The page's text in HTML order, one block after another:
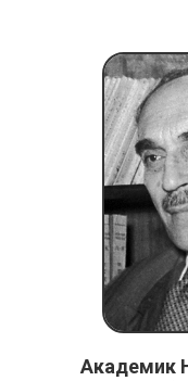
Академик